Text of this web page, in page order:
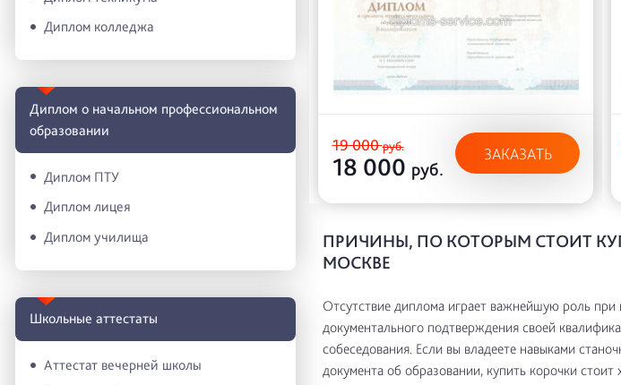
Диплом колледжа
Диплом о начальном профессиональном
oбразовании
Диплом ПТУ
Диплом лицея
Диплом училища
Школьные аттестаты
Аттестат вечерней школы
19 000руб.
18 000 руб.
ЗАКАЗАТЬ
ПРИЧИНЫ, ПО КОТОРЫМ СТОИТ
МОСКВЕ
Отсутствие диплома играет важнейшую роль при
документального подтверждения своей
собеседования. Если вы владеете навыками
документа об образовании, купить корочки стоит